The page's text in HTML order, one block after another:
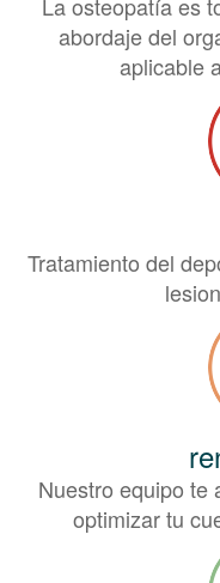
La osteopatía es
abordaje del
aplicable
Tratamiento del
Nuestro equipo te
optimizar tu